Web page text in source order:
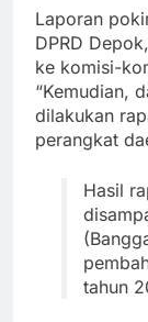
Laporan
DPRD
ke komisi-
“Kemudian,
dilakukan
perangkat
Hasil
tahun